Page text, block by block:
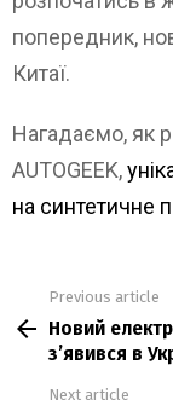
попередник,
Китаї.
Нагадаємо, як
AUTOGEEK,
на синтетичне
more
Previous article
Новий
зʼявився в
Next article